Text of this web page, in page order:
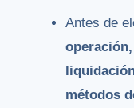
Antes de
métodos